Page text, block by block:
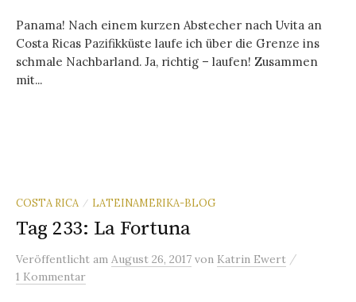
Panama! Nach einem kurzen Abstecher nach Uvita an
Costa Ricas Pazifikküste laufe ich über die Grenze ins
schmale Nachbarland. Ja, richtig – laufen! Zusammen
mit...
COSTA RICA / LATEINAMERIKA-BLOG
Tag 233: La Fortuna
Veröffentlicht am August 26, 2017 von Katrin Ewert /
1 Kommentar